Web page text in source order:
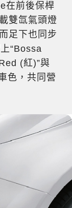
在前後保桿
雙氙氣頭燈
足下也同步
“Bossa
(紅)”與
色，共同營